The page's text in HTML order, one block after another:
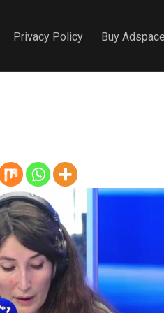
Privacy Policy Buy Adspace